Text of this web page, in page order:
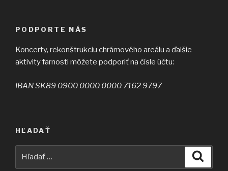
PODPORTE NÁS
Koncerty, rekonštrukciu chrámového areálu a ďalšie
aktivity farnosti môžete podporiť na čísle účtu:
IBAN SK89 0900 0000 0000 7162 9797
HĽADAŤ